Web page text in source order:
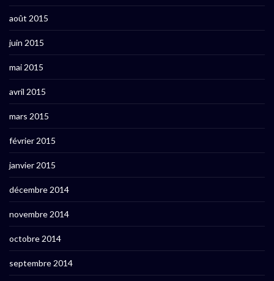
août 2015
juin 2015
mai 2015
avril 2015
mars 2015
février 2015
janvier 2015
décembre 2014
novembre 2014
octobre 2014
septembre 2014